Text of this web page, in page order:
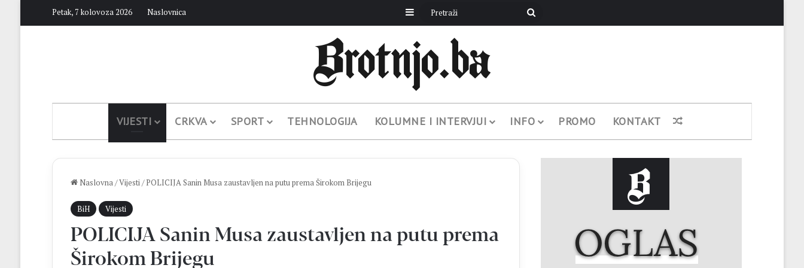
Petak, 7 kolovoza 2026 Naslovnica Sidebar Pretraži
VIJESTI CRKVA SPORT TEHNOLOGIJA KOLUMNE I INTERVJUI INFO PROMO KONTAKT Nasumični članak
Naslovna/Vijesti/ POLICIJA Sanin Musa zaustavljen na putu prema Širokom Brijegu
BiH Vijesti
POLICIJA Sanin Musa zaustavljen na putu prema
Širokom Brijegu